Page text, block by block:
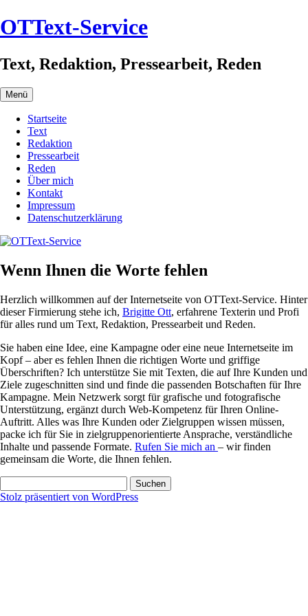
Zum
Inhalt
OTText-Service
Text, Redaktion, Pressearbeit, Reden
Menü
Startseite
Text
Redaktion
Pressearbeit
Reden
Über mich
Kontakt
Impressum
Datenschutzerklärung
Wenn Ihnen die Worte fehlen
Herzlich willkommen auf der Internetseite von OTText-Service. Hinter
dieser Firmierung stehe ich, Brigitte Ott, erfahrene Texterin und Profi
für alles rund um Text, Redaktion, Pressearbeit und Reden.
Sie haben eine Idee, eine Kampagne oder eine neue Internetseite im
Kopf – aber es fehlen Ihnen die richtigen Worte und griffige
Überschriften? Ich unterstütze Sie mit Texten, die auf Ihre Kunden und
Ziele zugeschnitten sind und finde die passenden Botschaften für Ihre
Kampagne. Mein Netzwerk sorgt für grafische und fotografische
Unterstützung, ergänzt durch Web-Kompetenz für Ihren Online-
Auftritt. Alles was Ihre Kunden oder Zielgruppen wissen müssen,
packe ich für Sie in zielgruppenorientierte Ansprache, verständliche
Inhalte und passende Formate. Rufen Sie mich an – wir finden
gemeinsam die Worte, die Ihnen fehlen.
nach:
Stolz präsentiert von WordPress